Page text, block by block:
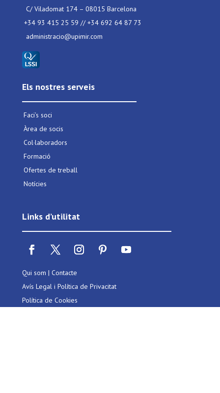
C/ Viladomat 174 – 08015 Barcelona
+34 93 415 25 59 // +34 692 64 87 73
administracio@upimir.com
Els nostres serveis
Faci’s soci
Àrea de socis
Col·laboradors
Formació
Ofertes de treball
Notícies
Links d’utilitat
Qui som | Contacte
Avís Legal i Política de Privacitat
Política de Cookies